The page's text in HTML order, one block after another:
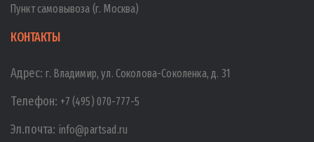
Пункт самовывоза (г. Москва)
КОНТАКТЫ
Адрес:г. Владимир, ул. Соколова-Соколенка, д. 31
Телефон: +7 (495) 070-777-5
Эл.почта: info@partsad.ru